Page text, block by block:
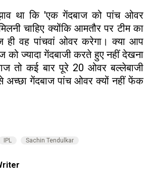
था कि 'एक गेंदबाज को पांच ओवर
चाहिए क्योंकि आमतौर पर टीम का
ही वह पांचवां ओवर करेगा। क्या आप
को ज्यादा गेंदबाजी करते हुए नहीं देखना
तो कई बार पूरे 20 ओवर बल्लेबाजी
गेंदबाज पांच ओवर क्यों नहीं फेंक
IPL Sachin Tendulkar